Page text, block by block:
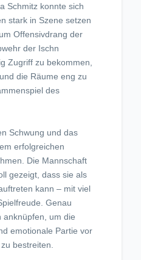
Schmitz konnte sich
stark in Szene setzen
Offensivdrang der
der Ischn
Zugriff zu bekommen,
die Räume eng zu
des
Schwung und das
erfolgreichen
Die Mannschaft
gezeigt, dass sie als
kann – mit viel
Genau
anknüpfen, um die
emotionale Partie vor
bestreiten.